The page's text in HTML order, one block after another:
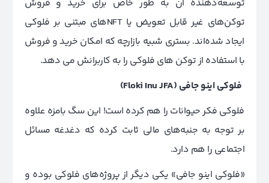
توسعه‌دهنده آن به طور خاص برای خرید و فروش
توکن‌های غیر قابل تعویض یا NFTهای مبتنی بر فلوکی
ایجاد شده‌اند. بستری شبیه بازارچه که امکان خرید و فروش
با استفاده از توکن های فلوکی را به کاربرانش می دهد.
فلوکی اینو جافی (Floki Inu JFA)
فلوکی فکر حیوانات را هم کرده است! این سگ بامزه علاوه
بر توجه به جنبه‌های مالی ثابت کرده که دغدغه مسائل
اجتماعی را هم دارد.
«فلوکی اینو جافی» یکی دیگر از پروژه‌های فلوکی بوده و